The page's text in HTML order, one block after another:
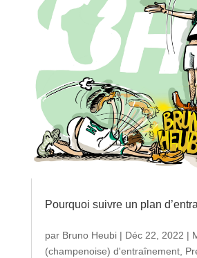
Pourquoi suivre un plan
par Bruno Heubi| Déc 22, 2022 |
(champenoise) d'entraînement,